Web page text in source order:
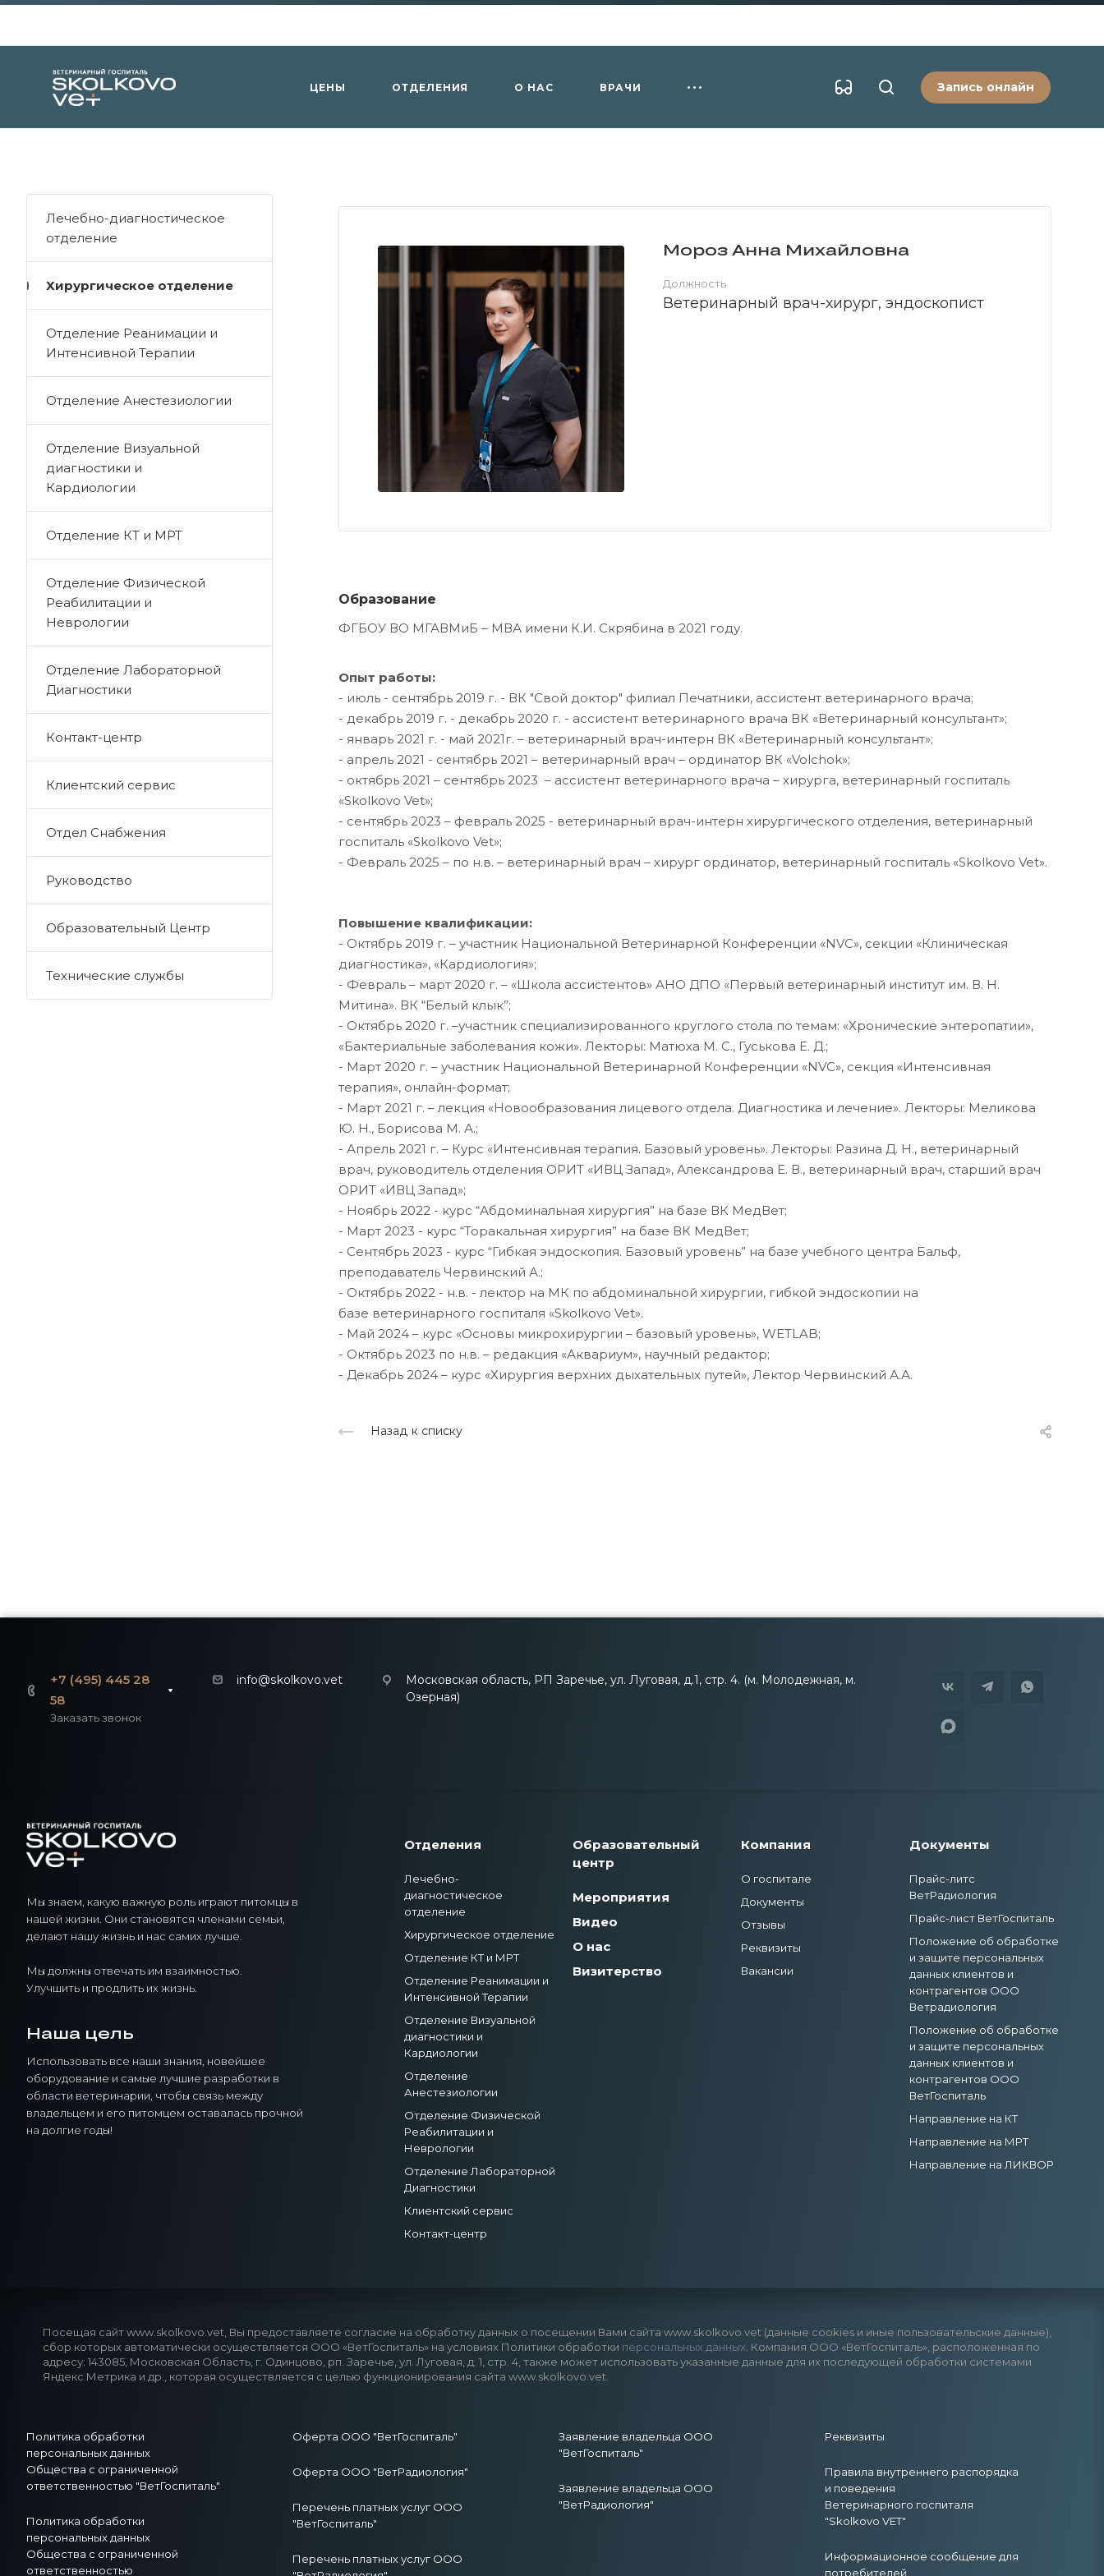
ЦЕНЫ ОТДЕЛЕНИЯ О НАС ВРАЧИ Запись онлайн
Мороз Анна Михайловна
Должность
Ветеринарный врач-хирург, эндоскопист
Образование
ФГБОУ ВО МГАВМиБ – МВА имени К.И. Скрябина в 2021 году.
Опыт работы:
- июль - сентябрь 2019 г. - ВК "Свой доктор" филиал Печатники, ассистент ветеринарного врача;
- декабрь 2019 г. - декабрь 2020 г. - ассистент ветеринарного врача ВК «Ветеринарный консультант»;
- январь 2021 г. - май 2021г. – ветеринарный врач-интерн ВК «Ветеринарный консультант»;
- апрель 2021 - сентябрь 2021 – ветеринарный врач – ординатор ВК «Volchok»;
- октябрь 2021 – сентябрь 2023 – ассистент ветеринарного врача – хирурга, ветеринарный госпиталь
«Skolkovo Vet»;
- сентябрь 2023 – февраль 2025 - ветеринарный врач-интерн хирургического отделения, ветеринарный
госпиталь «Skolkovo Vet»;
- Февраль 2025 – по н.в. – ветеринарный врач – хирург ординатор, ветеринарный госпиталь «Skolkovo Vet».
Повышение квалификации:
- Октябрь 2019 г. – участник Национальной Ветеринарной Конференции «NVC», секции «Клиническая
диагностика», «Кардиология»;
- Февраль – март 2020 г. – «Школа ассистентов» АНО ДПО «Первый ветеринарный институт им. В. Н.
Митина». ВК “Белый клык”;
- Октябрь 2020 г. –участник специализированного круглого стола по темам: «Хронические энтеропатии»,
«Бактериальные заболевания кожи». Лекторы: Матюха М. С., Гуськова Е. Д.;
- Март 2020 г. – участник Национальной Ветеринарной Конференции «NVC», секция «Интенсивная
терапия», онлайн-формат;
- Март 2021 г. – лекция «Новообразования лицевого отдела. Диагностика и лечение». Лекторы: Меликова
Ю. Н., Борисова М. А.;
- Апрель 2021 г. – Курс «Интенсивная терапия. Базовый уровень». Лекторы: Разина Д. Н., ветеринарный
врач, руководитель отделения ОРИТ «ИВЦ Запад», Александрова Е. В., ветеринарный врач, старший врач
ОРИТ «ИВЦ Запад»;
- Ноябрь 2022 - курс “Абдоминальная хирургия” на базе ВК МедВет;
- Март 2023 - курс “Торакальная хирургия” на базе ВК МедВет;
- Сентябрь 2023 - курс “Гибкая эндоскопия. Базовый уровень” на базе учебного центра Бальф,
преподаватель Червинский А.;
- Октябрь 2022 - н.в. - лектор на МК по абдоминальной хирургии, гибкой эндоскопии на
базе ветеринарного госпиталя «Skolkovo Vet».
- Май 2024 – курс «Основы микрохирургии – базовый уровень», WETLAB;
- Октябрь 2023 по н.в. – редакция «Аквариум», научный редактор;
- Декабрь 2024 – курс «Хирургия верхних дыхательных путей», Лектор Червинский А.А.
Назад к списку
Лечебно-диагностическое
отделение
Хирургическое отделение
Отделение Реанимации и
Интенсивной Терапии
Отделение Анестезиологии
Отделение Визуальной
диагностики и
Кардиологии
Отделение КТ и МРТ
Отделение Физической
Реабилитации и
Неврологии
Отделение Лабораторной
Диагностики
Контакт-центр
Клиентский сервис
Отдел Снабжения
Руководство
Образовательный Центр
Технические службы
+7 (495) 445 28
58
Заказать звонок
info@skolkovo.vet
Московская область, РП Заречье, ул. Луговая, д.1, стр. 4. (м. Молодежная, м.
Озерная)
Мы знаем, какую важную роль играют питомцы в
нашей жизни. Они становятся членами семьи,
делают нашу жизнь и нас самих лучше.
Мы должны отвечать им взаимностью.
Улучшить и продлить их жизнь.
Наша цель
Использовать все наши знания, новейшее
оборудование и самые лучшие разработки в
области ветеринарии, чтобы связь между
владельцем и его питомцем оставалась прочной
на долгие годы!
Отделения
Лечебно-
диагностическое
отделение
Хирургическое отделение
Отделение КТ и МРТ
Отделение Реанимации и
Интенсивной Терапии
Отделение Визуальной
диагностики и
Кардиологии
Отделение
Анестезиологии
Отделение Физической
Реабилитации и
Неврологии
Отделение Лабораторной
Диагностики
Клиентский сервис
Контакт-центр
Образовательный
центр
Мероприятия
Видео
О нас
Визитерство
Компания
О госпитале
Документы
Отзывы
Реквизиты
Вакансии
Документы
Прайс-литс
ВетРадиология
Прайс-лист ВетГоспиталь
Положение об обработке
и защите персональных
данных клиентов и
контрагентов ООО
Ветрадиология
Положение об обработке
и защите персональных
данных клиентов и
контрагентов ООО
ВетГоспиталь
Направление на КТ
Направление на МРТ
Направление на ЛИКВОР
Посещая сайт www.skolkovo.vet, Вы предоставляете согласие на обработку данных о посещении Вами сайта www.skolkovo.vet (данные cookies и иные пользовательские данные),
сбор которых автоматически осуществляется ООО «ВетГоспиталь» на условиях Политики обработки персональных данных. Компания ООО «ВетГоспиталь», расположенная по
адресу: 143085, Московская Область, г. Одинцово, рп. Заречье, ул. Луговая, д. 1, стр. 4, также может использовать указанные данные для их последующей обработки системами
Яндекс.Метрика и др., которая осуществляется с целью функционирования сайта www.skolkovo.vet.
Политика обработки
персональных данных
Общества с ограниченной
ответственностью "ВетГоспиталь"
Политика обработки
персональных данных
Общества с ограниченной
ответственностью
Оферта ООО "ВетГоспиталь"
Оферта ООО "ВетРадиология"
Перечень платных услуг ООО
"ВетГоспиталь"
Перечень платных услуг ООО
Заявление владельца ООО
"ВетГоспиталь"
Заявление владельца ООО
"ВетРадиология"
Реквизиты
Правила внутреннего распорядка
и поведения
Ветеринарного госпиталя
"Skolkovo VET"
Информационное сообщение для
потребителей